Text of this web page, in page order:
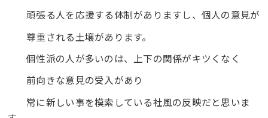
頑張る人を応援する体制がありますし、個人の意見が
尊重される土壌があります。
個性派の人が多いのは、上下の関係がキツくなく
前向きな意見の受入があり
常に新しい事を模索している社風の反映だと思いま